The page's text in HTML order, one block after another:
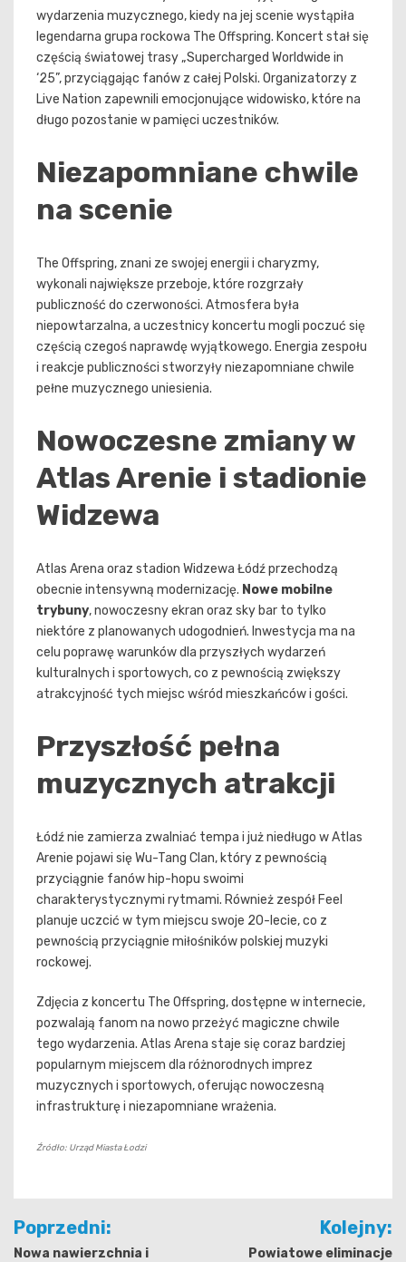
wydarzenia muzycznego, kiedy na jej scenie wystąpiła
legendarna grupa rockowa The Offspring. Koncert stał się
częścią światowej trasy „Supercharged Worldwide in
‘25”, przyciągając fanów z całej Polski. Organizatorzy z
Live Nation zapewnili emocjonujące widowisko, które na
długo pozostanie w pamięci uczestników.
Niezapomniane chwile
na scenie
The Offspring, znani ze swojej energii i charyzmy,
wykonali największe przeboje, które rozgrzały
publiczność do czerwoności. Atmosfera była
niepowtarzalna, a uczestnicy koncertu mogli poczuć się
częścią czegoś naprawdę wyjątkowego. Energia zespołu
i reakcje publiczności stworzyły niezapomniane chwile
pełne muzycznego uniesienia.
Nowoczesne zmiany w
Atlas Arenie i stadionie
Widzewa
Atlas Arena oraz stadion Widzewa Łódź przechodzą
obecnie intensywną modernizację. Nowe mobilne
trybuny, nowoczesny ekran oraz sky bar to tylko
niektóre z planowanych udogodnień. Inwestycja ma na
celu poprawę warunków dla przyszłych wydarzeń
kulturalnych i sportowych, co z pewnością zwiększy
atrakcyjność tych miejsc wśród mieszkańców i gości.
Przyszłość pełna
muzycznych atrakcji
Łódź nie zamierza zwalniać tempa i już niedługo w Atlas
Arenie pojawi się Wu-Tang Clan, który z pewnością
przyciągnie fanów hip-hopu swoimi
charakterystycznymi rytmami. Również zespół Feel
planuje uczcić w tym miejscu swoje 20-lecie, co z
pewnością przyciągnie miłośników polskiej muzyki
rockowej.
Zdjęcia z koncertu The Offspring, dostępne w internecie,
pozwalają fanom na nowo przeżyć magiczne chwile
tego wydarzenia. Atlas Arena staje się coraz bardziej
popularnym miejscem dla różnorodnych imprez
muzycznych i sportowych, oferując nowoczesną
infrastrukturę i niezapomniane wrażenia.
Źródło: Urząd Miasta Łodzi
Nawigacja
wpisu
Poprzedni:
Nowa nawierzchnia i
Kolejny:
‍️‍️Powiatowe eliminacje